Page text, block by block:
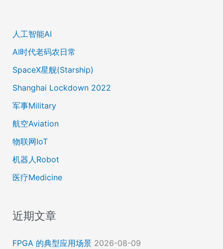
人工智能AI
AI时代老码农日常
SpaceX星舰(Starship)
Shanghai Lockdown 2022
军事Military
航空Aviation
物联网IoT
机器人Robot
医疗Medicine
近期文章
FPGA 的典型应用场景 2026-08-09